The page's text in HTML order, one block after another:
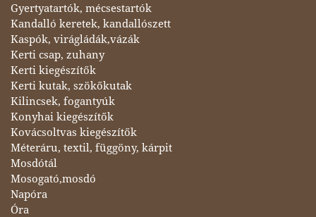
Gyertyatartók, mécsestartók
Kandalló keretek, kandallószett
Kaspók, virágládák,vázák
Kerti csap, zuhany
Kerti kiegészítők
Kerti kutak, szökőkutak
Kilincsek, fogantyúk
Konyhai kiegészítők
Kovácsoltvas kiegészítők
Méteráru, textil, függöny, kárpit
Mosdótál
Mosogató,mosdó
Napóra
Óra